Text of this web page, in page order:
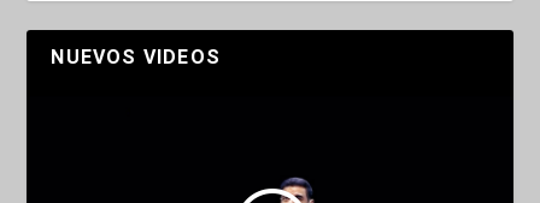
NUEVOS VIDEOS